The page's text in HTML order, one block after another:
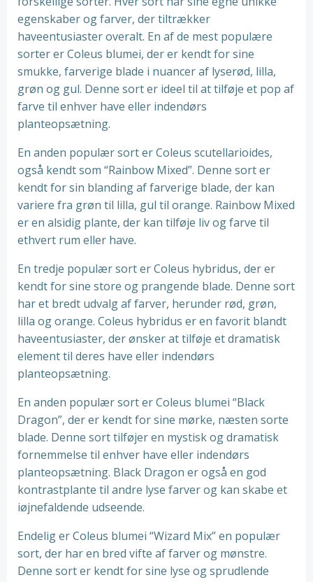
egenskaber og farver, der tiltrækker
haveentusiaster overalt. En af de mest populære
sorter er Coleus blumei, der er kendt for sine
smukke, farverige blade i nuancer af lyserød, lilla,
grøn og gul. Denne sort er ideel til at tilføje et pop af
farve til enhver have eller indendørs
planteopsætning.
En anden populær sort er Coleus scutellarioides,
også kendt som “Rainbow Mixed”. Denne sort er
kendt for sin blanding af farverige blade, der kan
variere fra grøn til lilla, gul til orange. Rainbow Mixed
er en alsidig plante, der kan tilføje liv og farve til
ethvert rum eller have.
En tredje populær sort er Coleus hybridus, der er
kendt for sine store og prangende blade. Denne sort
har et bredt udvalg af farver, herunder rød, grøn,
lilla og orange. Coleus hybridus er en favorit blandt
haveentusiaster, der ønsker at tilføje et dramatisk
element til deres have eller indendørs
planteopsætning.
En anden populær sort er Coleus blumei “Black
Dragon”, der er kendt for sine mørke, næsten sorte
blade. Denne sort tilføjer en mystisk og dramatisk
fornemmelse til enhver have eller indendørs
planteopsætning. Black Dragon er også en god
kontrastplante til andre lyse farver og kan skabe et
iøjnefaldende udseende.
Endelig er Coleus blumei “Wizard Mix” en populær
sort, der har en bred vifte af farver og mønstre.
Denne sort er kendt for sine lyse og sprudlende